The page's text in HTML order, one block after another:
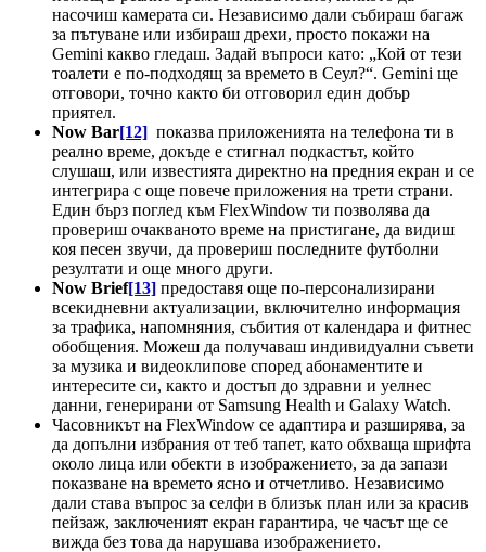
насочиш камерата си. Независимо дали събираш багаж
за пътуване или избираш дрехи, просто покажи на
Gemini какво гледаш. Задай въпроси като: „Кой от тези
тоалети е по-подходящ за времето в Сеул?“. Gemini ще
отговори, точно както би отговорил един добър
приятел.
Now Bar[12] показва приложенията на телефона ти в
реално време, докъде е стигнал подкастът, който
слушаш, или известията директно на предния екран и се
интегрира с още повече приложения на трети страни.
Един бърз поглед към FlexWindow ти позволява да
провериш очакваното време на пристигане, да видиш
коя песен звучи, да провериш последните футболни
резултати и още много други.
Now Brief[13] предоставя още по-персонализирани
всекидневни актуализации, включително информация
за трафика, напомняния, събития от календара и фитнес
обобщения. Можеш да получаваш индивидуални съвети
за музика и видеоклипове според абонаментите и
интересите си, както и достъп до здравни и уелнес
данни, генерирани от Samsung Health и Galaxy Watch.
Часовникът на FlexWindow се адаптира и разширява, за
да допълни избрания от теб тапет, като обхваща шрифта
около лица или обекти в изображението, за да запази
показване на времето ясно и отчетливо. Независимо
дали става въпрос за селфи в близък план или за красив
пейзаж, заключеният екран гарантира, че часът ще се
вижда без това да нарушава изображението.